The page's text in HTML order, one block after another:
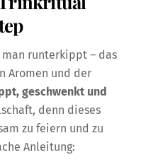
runterkippt – das
Aromen und der
geschwenkt und
denn dieses
zu feiern und zu
Anleitung: